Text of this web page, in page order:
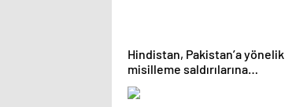
Hindistan, Pakistan’a yönelik
misilleme saldırılarına
hazırlanıyor